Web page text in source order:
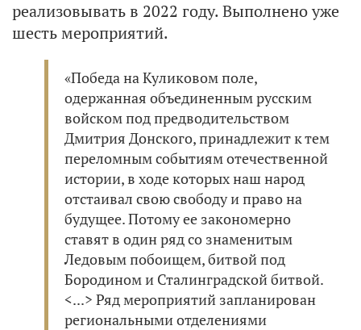
реализовывать в 2022 году. Выполнено уже
шесть мероприятий.
«Победа на Куликовом поле,
одержанная объединенным русским
войском под предводительством
Дмитрия Донского, принадлежит к тем
переломным событиям отечественной
истории, в ходе которых наш народ
отстаивал свою свободу и право на
будущее. Потому ее закономерно
ставят в один ряд со знаменитым
Ледовым побоищем, битвой под
Бородином и Сталинградской битвой.
<...> Ряд мероприятий запланирован
региональными отделениями